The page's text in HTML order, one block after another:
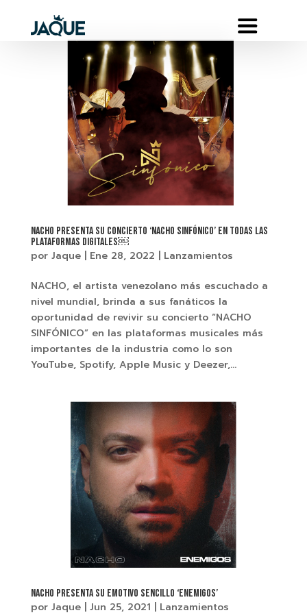
NACHO PRESENTA SU CONCIERTO ‘NACHO SINFÓNICO’ EN TODAS LAS
PLATAFORMAS DIGITALES￼
por Jaque| Ene 28, 2022 Lanzamientos
NACHO, el artista venezolano más escuchado a
nivel mundial, brinda a sus fanáticos la
oportunidad de revivir su concierto “NACHO
SINFÓNICO” en las plataformas musicales más
importantes de la industria como lo son
YouTube, Spotify, Apple Music y Deezer,...
NACHO PRESENTA SU EMOTIVO SENCILLO ‘ENEMIGOS’
por Jaque| Jun 25, 2021 | Lanzamientos